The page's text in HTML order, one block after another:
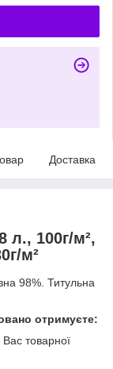
Доставка
100г/м²,
м²
98%. Титульна
отримуєте:
товарної